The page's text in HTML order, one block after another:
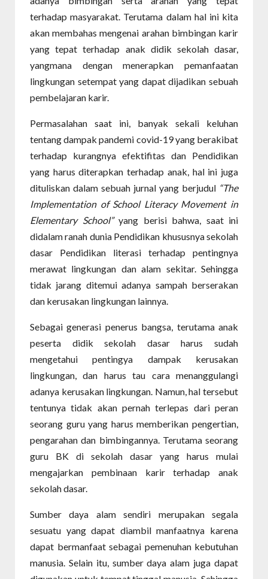
terhadap masyarakat. Terutama dalam hal ini kita
akan membahas mengenai arahan bimbingan karir
yang tepat terhadap anak didik sekolah dasar,
yangmana dengan menerapkan pemanfaatan
lingkungan setempat yang dapat dijadikan sebuah
pembelajaran karir.
Permasalahan saat ini, banyak sekali keluhan
tentang dampak pandemi covid-19 yang berakibat
terhadap kurangnya efektifitas dan Pendidikan
yang harus diterapkan terhadap anak, hal ini juga
dituliskan dalam sebuah jurnal yang berjudul “The
Implementation of School Literacy Movement in
Elementary School”yang berisi bahwa, saat ini
didalam ranah dunia Pendidikan khususnya sekolah
dasar Pendidikan literasi terhadap pentingnya
merawat lingkungan dan alam sekitar. Sehingga
tidak jarang ditemui adanya sampah berserakan
dan kerusakan lingkungan lainnya.
Sebagai generasi penerus bangsa, terutama anak
peserta didik sekolah dasar harus sudah
mengetahui pentingya dampak kerusakan
lingkungan, dan harus tau cara menanggulangi
adanya kerusakan lingkungan. Namun, hal tersebut
tentunya tidak akan pernah terlepas dari peran
seorang guru yang harus memberikan pengertian,
pengarahan dan bimbingannya. Terutama seorang
guru BK di sekolah dasar yang harus mulai
mengajarkan pembinaan karir terhadap anak
sekolah dasar.
Sumber daya alam sendiri merupakan segala
sesuatu yang dapat diambil manfaatnya karena
dapat bermanfaat sebagai pemenuhan kebutuhan
manusia. Selain itu, sumber daya alam juga dapat